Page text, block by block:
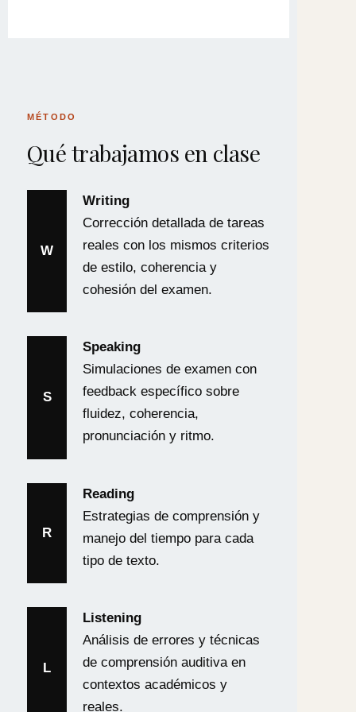
MÉTODO
Qué trabajamos en clase
W
Writing
Corrección detallada de tareas
reales con los mismos criterios
de estilo, coherencia y
cohesión del examen.
S
Speaking
Simulaciones de examen con
feedback específico sobre
fluidez, coherencia,
pronunciación y ritmo.
R
Reading
Estrategias de comprensión y
manejo del tiempo para cada
tipo de texto.
L
Listening
Análisis de errores y técnicas
de comprensión auditiva en
contextos académicos y
reales.